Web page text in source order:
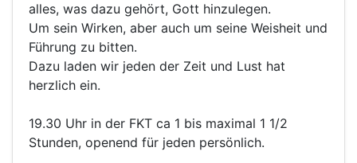
alles, was dazu gehört, Gott hinzulegen.
Um sein Wirken, aber auch um seine Weisheit und
Führung zu bitten.
Dazu laden wir jeden der Zeit und Lust hat
herzlich ein.
19.30 Uhr in der FKT ca 1 bis maximal 1 1/2
Stunden, openend für jeden persönlich.